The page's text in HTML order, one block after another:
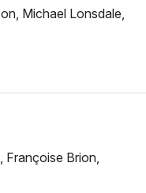
Michael Lonsdale,
Françoise Brion,